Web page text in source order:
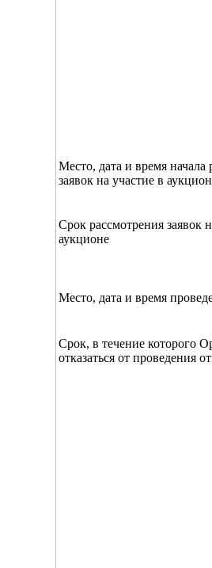
Место, дата и время начала
заявок на участие в
Срок рассмотрения заявок
аукционе
Место, дата и время
Срок, в течение которого
отказаться от проведения